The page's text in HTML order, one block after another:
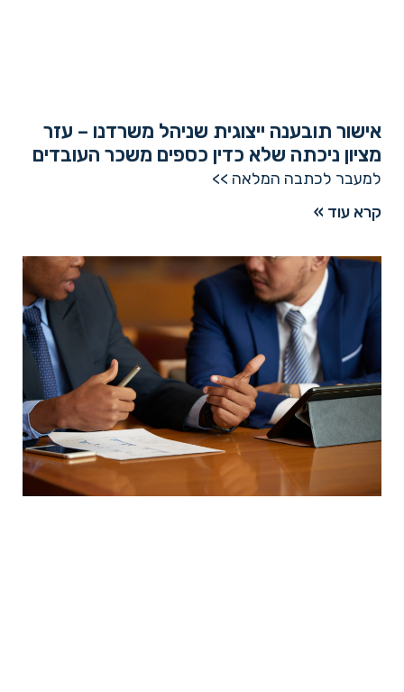
אישור תובענה ייצוגית שניהל משרדנו – עזר
מציון ניכתה שלא כדין כספים משכר העובדים
למעבר לכתבה המלאה >>
קרא עוד »